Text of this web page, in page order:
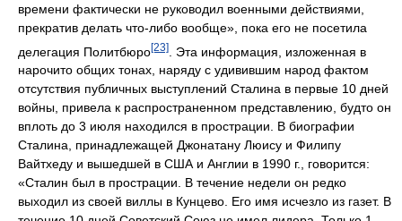
времени фактически не руководил военными действиями,
прекратив делать что-либо вообще», пока его не посетила
делегация Политбюро[23]
. Эта информация, изложенная в
нарочито общих тонах, наряду с удивившим народ фактом
отсутствия публичных выступлений Сталина в первые 10 дней
войны, привела к распространенном представлению, будто он
вплоть до 3 июля находился в прострации. В биографии
Сталина, принадлежащей Джонатану Люису и Филипу
Вайтхеду и вышедшей в США и Англии в 1990 г., говорится:
«Сталин был в прострации. В течение недели он редко
выходил из своей виллы в Кунцево. Его имя исчезло из газет. В